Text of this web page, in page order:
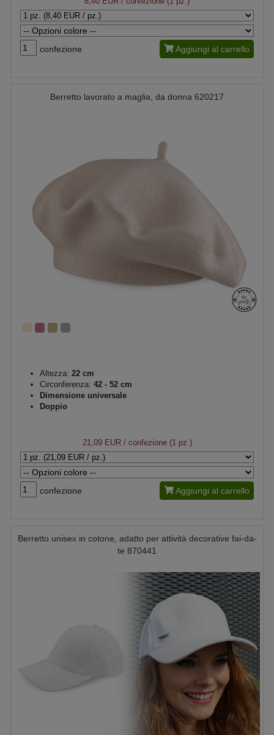
confezione Aggiungi al carrello
Berretto lavorato a maglia, da donna 620217
Altezza: 22 cm
Circonferenza: 42 - 52 cm
Dimensione universale
Doppio
21,09 EUR/ confezione (1 pz.)
confezione Aggiungi al carrello
Berretto unisex in cotone, adatto per attività decorative fai-da-
te 870441